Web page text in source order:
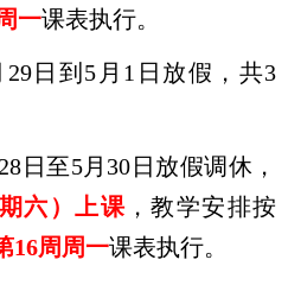
一课表执行。
29日到 5 月 1 日放假，共3
28 日至5月 30 日放假调休，
六）上课 ，教学安排按
16周周一课表执行。